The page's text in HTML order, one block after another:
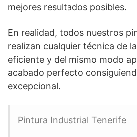
mejores resultados posibles.
En realidad, todos nuestros
realizan cualquier técnica de
eficiente y del mismo modo
acabado perfecto
excepcional.
Pintura Industrial Tenerife